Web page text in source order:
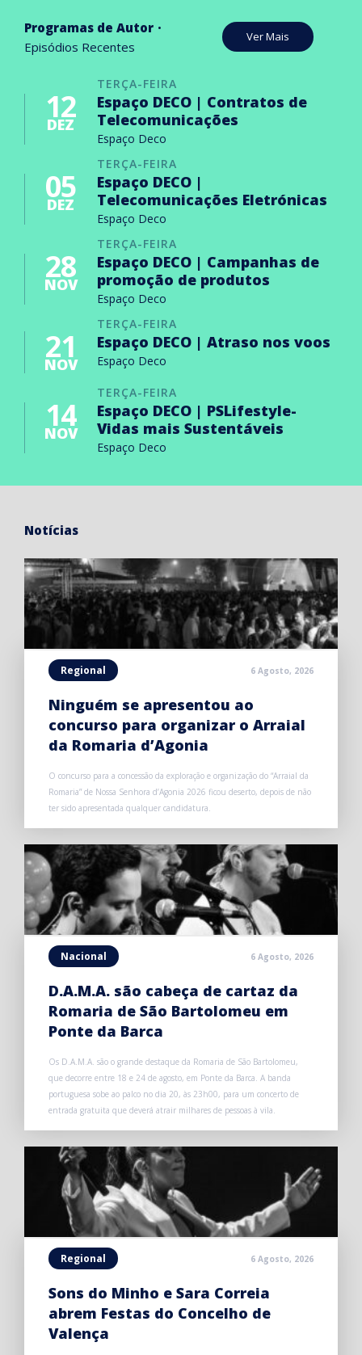
Programas de Autor
Episódios Recentes
Ver Mais
TERÇA-FEIRA
12
DEZ
Espaço DECO | Contratos de
Telecomunicações
Espaço Deco
TERÇA-FEIRA
05
DEZ
Espaço DECO |
Telecomunicações Eletrónicas
Espaço Deco
TERÇA-FEIRA
28
NOV
Espaço DECO | Campanhas de
promoção de produtos
Espaço Deco
TERÇA-FEIRA
21
NOV
Espaço DECO | Atraso nos voos
Espaço Deco
TERÇA-FEIRA
14
NOV
Espaço DECO | PSLifestyle-
Vidas mais Sustentáveis
Espaço Deco
Notícias
Regional 6 Agosto, 2026
Ninguém se apresentou ao
concurso para organizar o Arraial
da Romaria d’Agonia
O concurso para a concessão da exploração e organização do “Arraial da
Romaria” de Nossa Senhora d’Agonia 2026 ficou deserto, depois de não
ter sido apresentada qualquer candidatura.
Nacional 6 Agosto, 2026
D.A.M.A. são cabeça de cartaz da
Romaria de São Bartolomeu em
Ponte da Barca
Os D.A.M.A. são o grande destaque da Romaria de São Bartolomeu,
que decorre entre 18 e 24 de agosto, em Ponte da Barca. A banda
portuguesa sobe ao palco no dia 20, às 23h00, para um concerto de
entrada gratuita que deverá atrair milhares de pessoas à vila.
Regional 6 Agosto, 2026
Sons do Minho e Sara Correia
abrem Festas do Concelho de
Valença